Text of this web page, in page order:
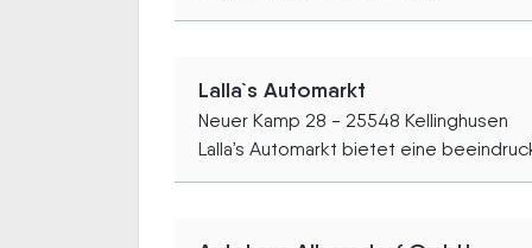
Lalla`s Automarkt
Neuer Kamp 28 - 25548 Kellinghusen
Lalla’s Automarkt bietet eine